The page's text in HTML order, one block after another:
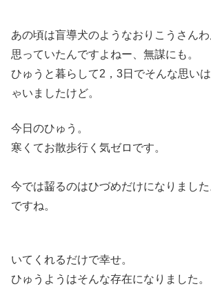
あの頃は盲導犬のようなおりこうさん
思っていたんですよねー、無謀にも。
ひゅうと暮らして2，3日でそんな思い
ゃいましたけど。
今日のひゅう。
寒くてお散歩行く気ゼロです。
今では齧るのはひづめだけになりまし
ですね。
いてくれるだけで幸せ。
ひゅうようはそんな存在になりました。